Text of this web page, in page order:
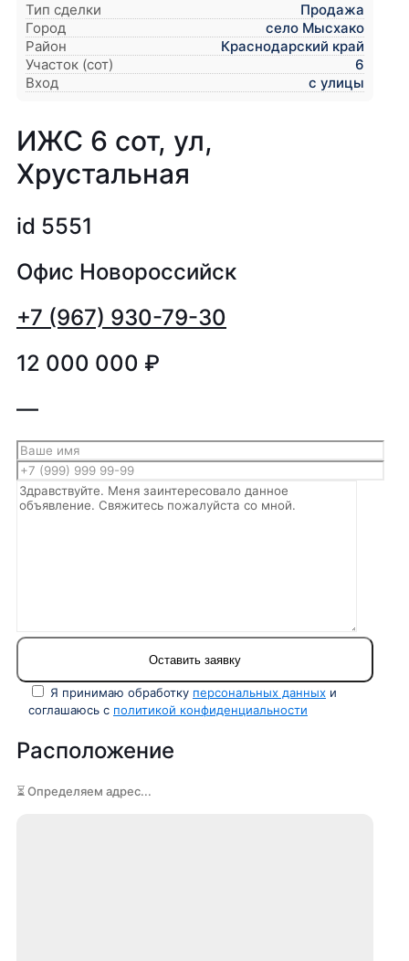
Тип сделки
Продажа
Город
село Мысхако
Район
Краснодарский край
Участок (сот)
6
Вход
с улицы
ИЖС 6 сот, ул,
Хрустальная
id 5551
Офис Новороссийск
+7 (967) 930-79-30
12 000 000 ₽
—
Я принимаю обработку персональных данных и
соглашаюсь с политикой конфиденциальности
Расположение
⏳ Определяем адрес...